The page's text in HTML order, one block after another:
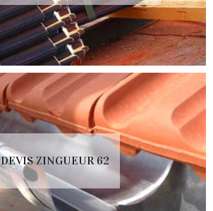
DEVIS ZINGUEUR 62